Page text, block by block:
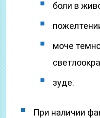
боли в
моче
зуде.
При наличии